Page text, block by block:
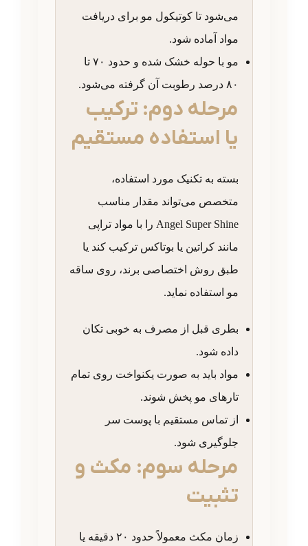
می‌شود تا کوتیکول مو برای دریافت
مواد آماده شود.
مو با حوله خشک شده و حدود ۷۰ تا
۸۰ درصد رطوبت آن گرفته می‌شود.
مرحله دوم: ترکیب
یا استفاده مستقیم
بسته به تکنیک مورد استفاده،
متخصص می‌تواند مقدار مناسب
Angel Super Shine را با مواد تراپی
مانند کراتین یا بوتاکس ترکیب کند یا
طبق روش اختصاصی برند، روی ساقه
مو استفاده نماید.
بطری قبل از مصرف به خوبی تکان
داده شود.
مواد باید به صورت یکنواخت روی تمام
تارهای مو پخش شوند.
از تماس مستقیم با پوست سر
جلوگیری شود.
مرحله سوم: مکث و
تثبیت
زمان مکث معمولاً حدود ۲۰ دقیقه یا